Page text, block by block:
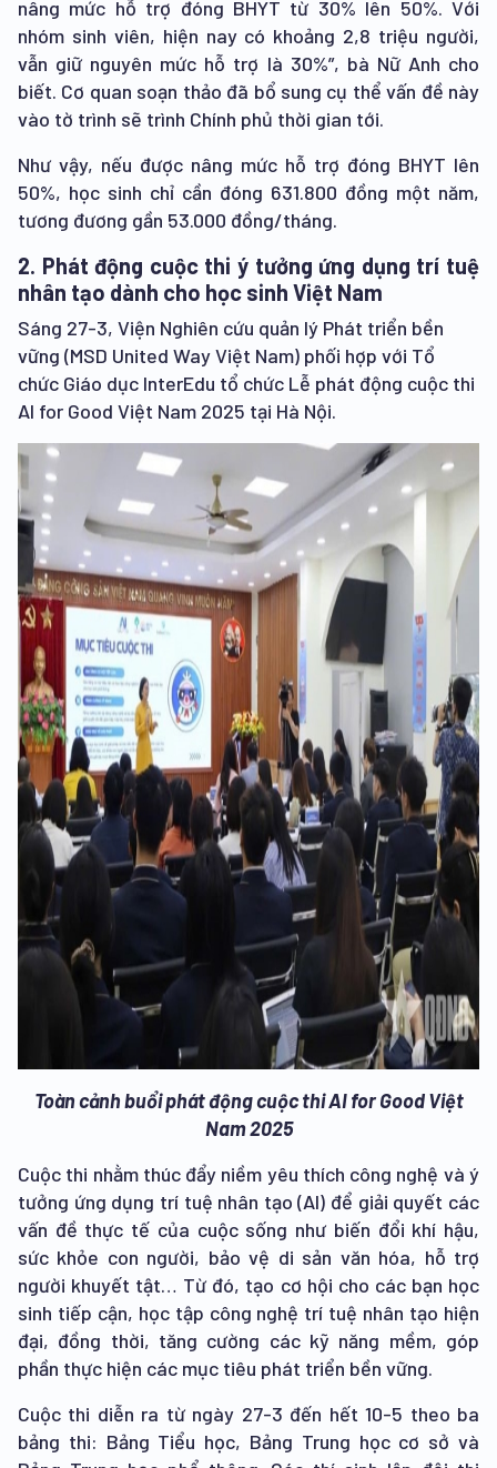
nâng mức hỗ trợ đóng BHYT từ 30% lên 50%. Với
nhóm sinh viên, hiện nay có khoảng 2,8 triệu người,
vẫn giữ nguyên mức hỗ trợ là 30%”, bà Nữ Anh cho
biết. Cơ quan soạn thảo đã bổ sung cụ thể vấn đề này
vào tờ trình sẽ trình Chính phủ thời gian tới.
Như vậy, nếu được nâng mức hỗ trợ đóng BHYT lên
50%, học sinh chỉ cần đóng 631.800 đồng một năm,
tương đương gần 53.000 đồng/tháng.
2. Phát động cuộc thi ý tưởng ứng dụng trí tuệ
nhân tạo dành cho học sinh Việt Nam
Sáng 27-3, Viện Nghiên cứu quản lý Phát triển bền
vững (MSD United Way Việt Nam) phối hợp với Tổ
chức Giáo dục InterEdu tổ chức Lễ phát động cuộc thi
AI for Good Việt Nam 2025 tại Hà Nội.
Toàn cảnh buổi phát động cuộc thi AI for Good Việt
Nam 2025
Cuộc thi nhằm thúc đẩy niềm yêu thích công nghệ và ý
tưởng ứng dụng trí tuệ nhân tạo (AI) để giải quyết các
vấn đề thực tế của cuộc sống như biến đổi khí hậu,
sức khỏe con người, bảo vệ di sản văn hóa, hỗ trợ
người khuyết tật… Từ đó, tạo cơ hội cho các bạn học
sinh tiếp cận, học tập công nghệ trí tuệ nhân tạo hiện
đại, đồng thời, tăng cường các kỹ năng mềm, góp
phần thực hiện các mục tiêu phát triển bền vững.
Cuộc thi diễn ra từ ngày 27-3 đến hết 10-5 theo ba
bảng thi: Bảng Tiểu học, Bảng Trung học cơ sở và